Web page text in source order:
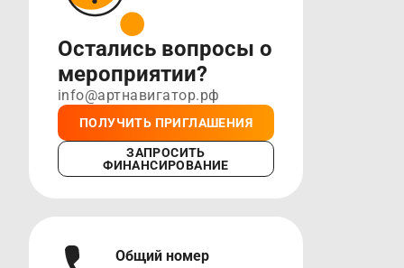
Остались вопросы о
мероприятии?
info@артнавигатор.рф
ПОЛУЧИТЬ ПРИГЛАШЕНИЯ
ЗАПРОСИТЬ
ФИНАНСИРОВАНИЕ
Общий номер